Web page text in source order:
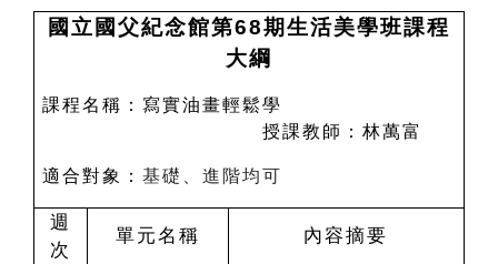
國立國父紀念館第68期生活美學班課程
大綱
課程名稱：寫實油畫輕鬆學
授課教師：林萬富
適合對象： 基礎、進階均可
週
次
單元名稱 內容摘要